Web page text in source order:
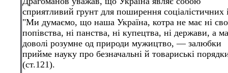
сприятливий грунт для поширення соціалістичних
"Ми думаємо, що наша Україна, котра не має ні
попівства, ні панства, ні купецтва, ні держави, а
доволі розумне од природи мужицтво, — залюбки
прийме науку про безначальні й товариські
(ст.121).